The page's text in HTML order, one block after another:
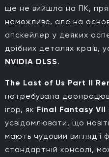
ще не вийшла на ПК,
неможливе, але на
апскейлер у деяких
дрібних деталях країв,
NVIDIA DLSS.
The Last of Us Part II
потребувала
ігор, як Final Fantasy VII
усвідомлювати, що
мають чудовий вигляд і
стандартній консолі,